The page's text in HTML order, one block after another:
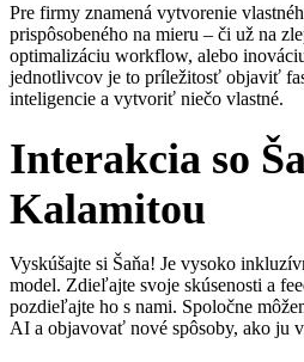
Pre firmy znamená vytvorenie
prispôsobeného na mieru – či už na
optimalizáciu workflow, alebo
jednotlivcov je to príležitosť objaviť
inteligencie a vytvoriť niečo vlastné.
Interakcia so
Kalamitou
Vyskúšajte si Šaňa! Je vysoko
model. Zdieľajte svoje skúsenosti a
pozdieľajte ho s nami. Spoločne
AI a objavovať nové spôsoby, ako ju